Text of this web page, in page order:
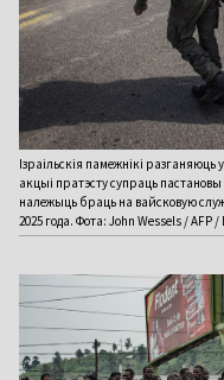
Ізраільскія памежнікі
акцыі пратэсту супраць
належыць браць на вайсковую
2025 года. Фота: John Wessels / AFP